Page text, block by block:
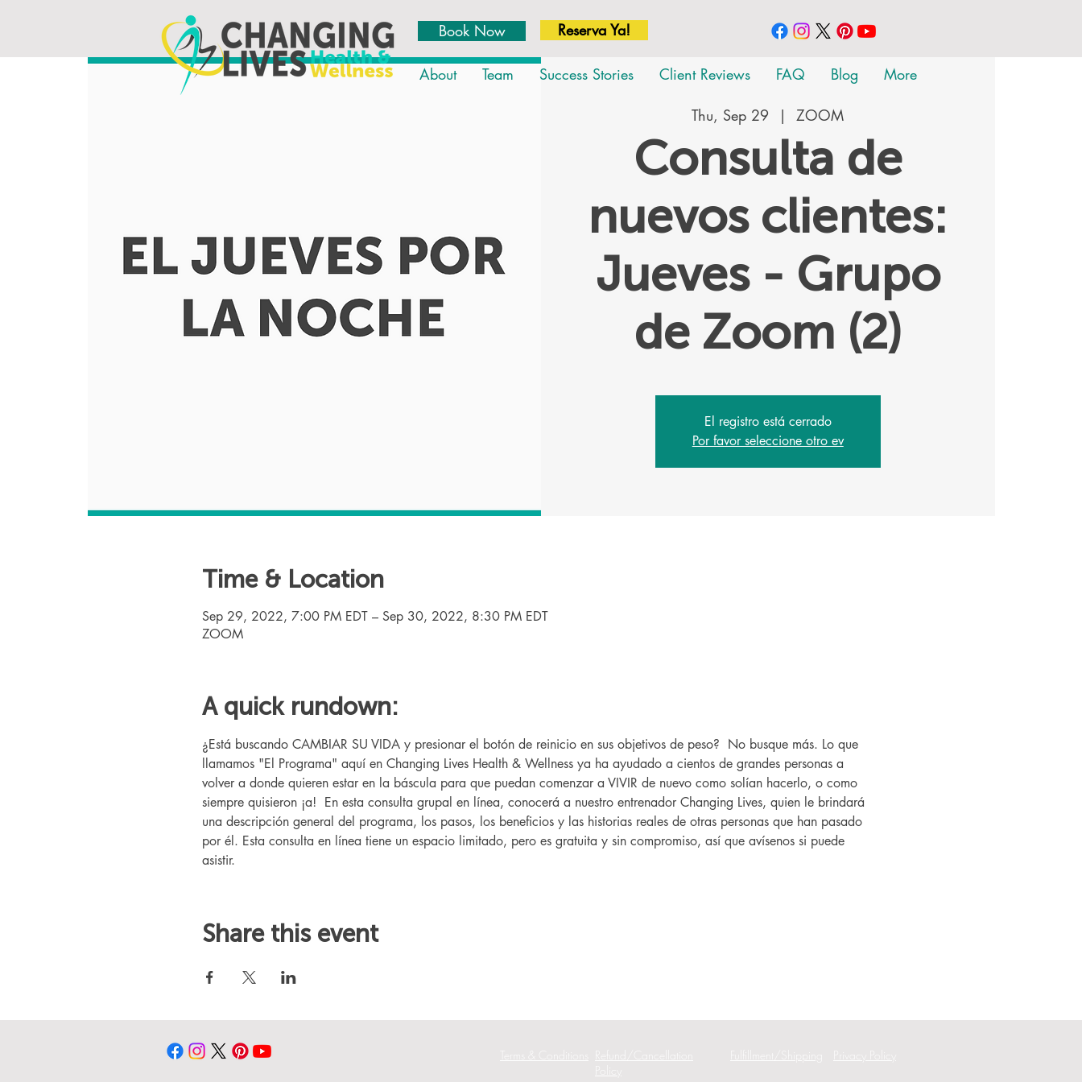
Book Now Reserva Ya!
About Team Success Stories Client Reviews FAQ Blog More
Thu, Sep 29
  |
ZOOM
Consulta de
nuevos clientes:
Jueves - Grupo
de Zoom (2)
El registro está cerrado
Por favor seleccione otro ev
Time & Location
Sep 29, 2022, 7:00 PM EDT – Sep 30, 2022, 8:30 PM EDT
ZOOM
A quick rundown:
¿Está buscando CAMBIAR SU VIDA y presionar el botón de reinicio en sus objetivos de peso?  No busque más. Lo que
llamamos "El Programa" aquí en Changing Lives Health & Wellness ya ha ayudado a cientos de grandes personas a
volver a donde quieren estar en la báscula para que puedan comenzar a VIVIR de nuevo como solían hacerlo, o como
siempre quisieron ¡a!  En esta consulta grupal en línea, conocerá a nuestro entrenador Changing Lives, quien le brindará
una descripción general del programa, los pasos, los beneficios y las historias reales de otras personas que han pasado
por él. Esta consulta en línea tiene un espacio limitado, pero es gratuita y sin compromiso, así que avísenos si puede
asistir.
Share this event